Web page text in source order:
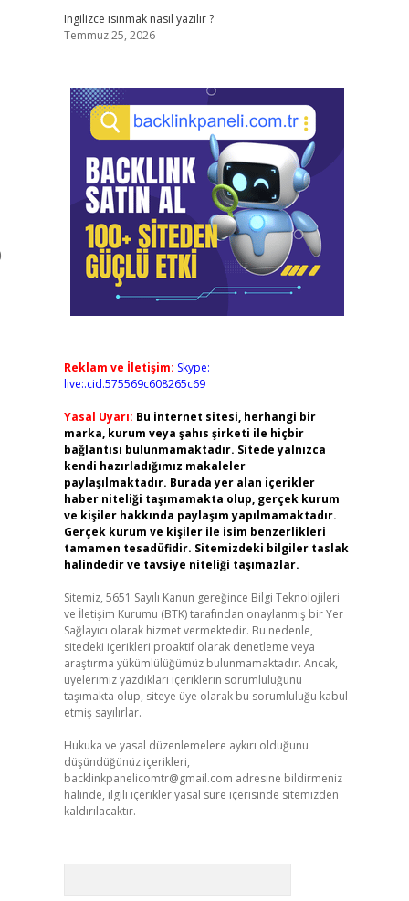
Ingilizce ısınmak nasıl yazılır ?
Temmuz 25, 2026
Reklam ve İletişim: Skype:
live:.cid.575569c608265c69
Yasal Uyarı: Bu internet sitesi, herhangi bir
marka, kurum veya şahıs şirketi ile hiçbir
bağlantısı bulunmamaktadır. Sitede yalnızca
kendi hazırladığımız makaleler
paylaşılmaktadır. Burada yer alan içerikler
haber niteliği taşımamakta olup, gerçek kurum
ve kişiler hakkında paylaşım yapılmamaktadır.
Gerçek kurum ve kişiler ile isim benzerlikleri
tamamen tesadüfidir. Sitemizdeki bilgiler taslak
halindedir ve tavsiye niteliği taşımazlar.
Sitemiz, 5651 Sayılı Kanun gereğince Bilgi Teknolojileri
ve İletişim Kurumu (BTK) tarafından onaylanmış bir Yer
Sağlayıcı olarak hizmet vermektedir. Bu nedenle,
sitedeki içerikleri proaktif olarak denetleme veya
araştırma yükümlülüğümüz bulunmamaktadır. Ancak,
üyelerimiz yazdıkları içeriklerin sorumluluğunu
taşımakta olup, siteye üye olarak bu sorumluluğu kabul
etmiş sayılırlar.
Hukuka ve yasal düzenlemelere aykırı olduğunu
düşündüğünüz içerikleri,
backlinkpanelicomtr@gmail.com adresine bildirmeniz
halinde, ilgili içerikler yasal süre içerisinde sitemizden
kaldırılacaktır.